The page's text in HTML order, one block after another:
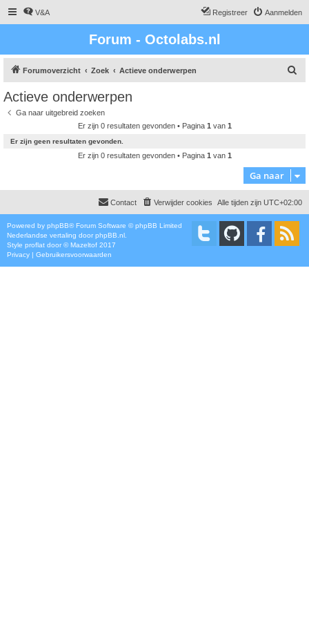
V&A Aanmelden
Registreer
Forum - Octolabs.nl
Forumoverzicht Zoek Actieve onderwerpen
Actieve onderwerpen
Ga naar uitgebreid zoeken
Er zijn 0 resultaten gevonden • Pagina 1 van 1
Er zijn geen resultaten gevonden.
Er zijn 0 resultaten gevonden • Pagina 1 van 1
Ga naar
Alle tijden zijn UTC+02:00
Verwijder cookies
Contact
Powered by phpBB® Forum Software © phpBB Limited
Nederlandse vertaling door phpBB.nl
Style proflat door ©Mazeltof 2017
Privacy | Gebruikersvoorwaarden